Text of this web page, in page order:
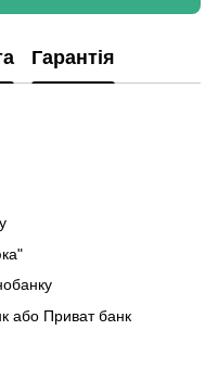
Гарантія
або Приват банк